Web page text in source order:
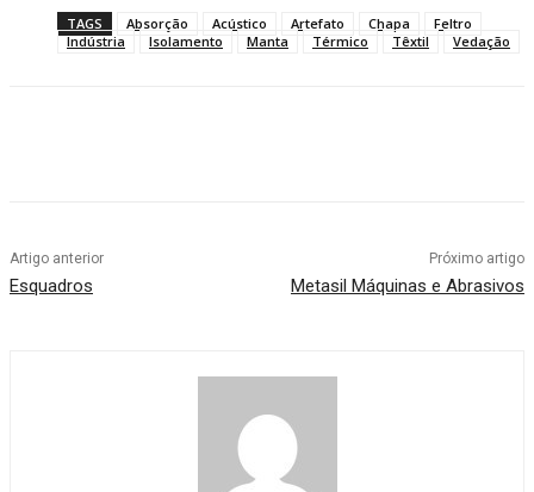
TAGS Absorção Acústico Artefato Chapa
Feltro
Indústria
Isolamento Manta Térmico Têxtil Vedação
Artigo anterior
Esquadros
Próximo artigo
Metasil Máquinas e Abrasivos